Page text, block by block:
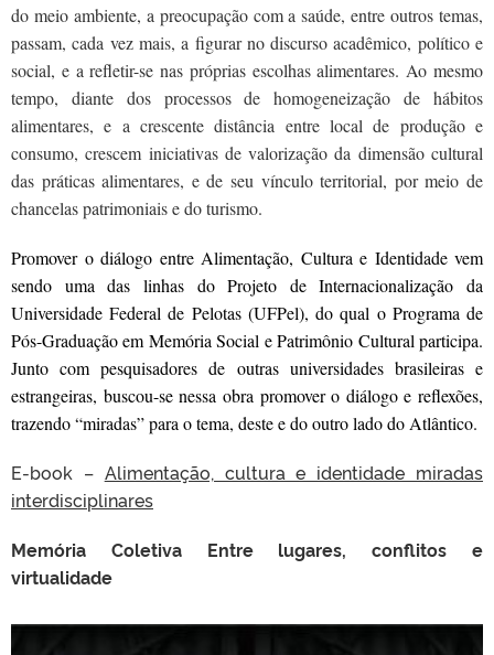
do meio ambiente, a preocupação com a saúde, entre outros temas,
passam, cada vez mais, a figurar no discurso acadêmico, político e
social, e a refletir-se nas próprias escolhas alimentares. Ao mesmo
tempo, diante dos processos de homogeneização de hábitos
alimentares, e a crescente distância entre local de produção e
consumo, crescem iniciativas de valorização da dimensão cultural
das práticas alimentares, e de seu vínculo territorial, por meio de
chancelas patrimoniais e do turismo.
Promover o diálogo entre Alimentação, Cultura e Identidade vem
sendo uma das linhas do Projeto de Internacionalização da
Universidade Federal de Pelotas (UFPel), do qual o Programa de
Pós-Graduação em Memória Social e Patrimônio Cultural participa.
Junto com pesquisadores de outras universidades brasileiras e
estrangeiras, buscou-se nessa obra promover o diálogo e reflexões,
trazendo “miradas” para o tema, deste e do outro lado do Atlântico.
E-book – Alimentação, cultura e identidade miradas
interdisciplinares
Memória Coletiva Entre lugares, conflitos e
virtualidade